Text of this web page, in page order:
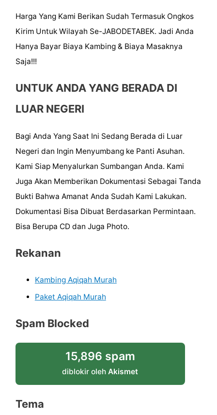
Harga Yang Kami Berikan Sudah Termasuk Ongkos
Kirim Untuk Wilayah Se-JABODETABEK. Jadi Anda
Hanya Bayar Biaya Kambing & Biaya Masaknya
Saja!!!
UNTUK ANDA YANG BERADA DI
LUAR NEGERI
Bagi Anda Yang Saat Ini Sedang Berada di Luar
Negeri dan Ingin Menyumbang ke Panti Asuhan.
Kami Siap Menyalurkan Sumbangan Anda. Kami
Juga Akan Memberikan Dokumentasi Sebagai Tanda
Bukti Bahwa Amanat Anda Sudah Kami Lakukan.
Dokumentasi Bisa Dibuat Berdasarkan Permintaan.
Bisa Berupa CD dan Juga Photo.
Rekanan
Kambing Aqiqah Murah
Paket Aqiqah Murah
Spam Blocked
15,896 spam
diblokir olehAkismet
Tema